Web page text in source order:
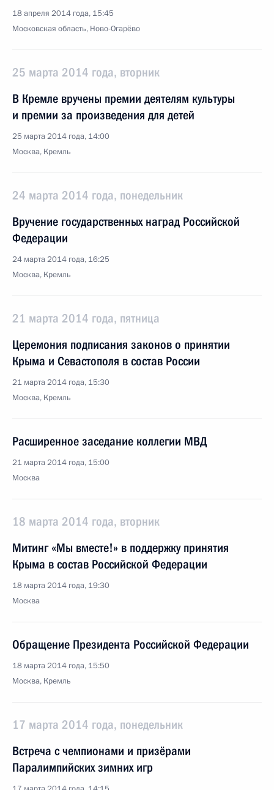
18 апреля 2014 года, 15:45
Московская область, Ново-Огарёво
25 марта 2014 года, вторник
В Кремле вручены премии деятелям культуры
и премии за произведения для детей
25 марта 2014 года, 14:00
Москва, Кремль
24 марта 2014 года, понедельник
Вручение государственных наград Российской
Федерации
24 марта 2014 года, 16:25
Москва, Кремль
21 марта 2014 года, пятница
Церемония подписания законов о принятии
Крыма и Севастополя в состав России
21 марта 2014 года, 15:30
Москва, Кремль
Расширенное заседание коллегии МВД
21 марта 2014 года, 15:00
Москва
18 марта 2014 года, вторник
Митинг «Мы вместе!» в поддержку принятия
Крыма в состав Российской Федерации
18 марта 2014 года, 19:30
Москва
Обращение Президента Российской Федерации
18 марта 2014 года, 15:50
Москва, Кремль
17 марта 2014 года, понедельник
Встреча с чемпионами и призёрами
Паралимпийских зимних игр